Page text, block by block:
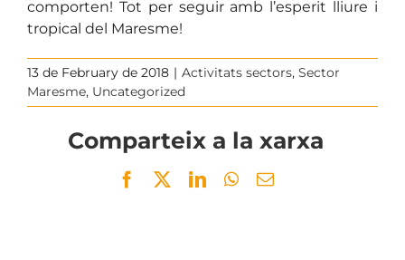
comporten! Tot per seguir amb l’esperit lliure i
tropical del Maresme!
13 de February de 2018 | Activitats sectors, Sector
Maresme, Uncategorized
Comparteix a la xarxa
Facebook
TwitterLinkedInWhatsApp
Email